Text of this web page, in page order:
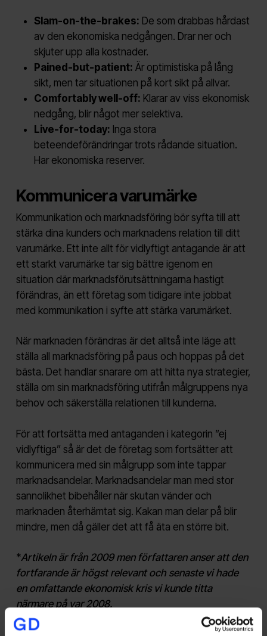
Slam-on-the-brakes: De som drabbas hårdast
av den ekonomiska nedgången. Drar ner och
skjuter upp alla kostnader.
Pained-but-patient: Är optimistiska på lång
sikt, men tar situationen på kort sikt på allvar.
Comfortably well-off: Klarar av viss ekonomisk
nedgång, blir något mer selektiva.
Live-for-today: Inga stora
beteendeförändringar trots rådande situation.
Har ekonomiska reserver.
Kommunicera varumärke
Kommunikation och marknadsföring bör syfta till att
stärka dina kunders och marknadens relation till ditt
varumärke. Ett inte allt för vidlyftigt antagande är att
ett starkt varumärke tar sig bättre igenom en
situation där marknadsförutsättningarna hastigt
förändras, än ett företag som tidigare inte jobbat
med kommunikation i syfte att stärka varumärket.
När marknaden förändras är det alltså inte läge att
ställa all marknadsföring på paus och hoppas på det
bästa. Det handlar snarare om att hitta nya strategier,
ställa om sin marknadsföring utifrån målgruppens nya
behov och säkerställa relationen till kunderna.
För att fortsätta med antaganden i kategorin ”ej
vidlyftiga” så är det de företag som fortsätter att
kommunicera med sin målgrupp som inte tappar
marknadsandelar. Marknadsandelar man med stor
sannolikhet bibehåller när skutan vänder och
marknaden återhämtat sig. Kakan man delar på blir
mindre, men då gäller det att få äta en större bit.
*Artikeln är från 2009 men författaren anser att den
fortfarande är högst relevant och senaste vi hade
en omfattande ekonomisk kris vi kunde titta
närmare på var 2008.